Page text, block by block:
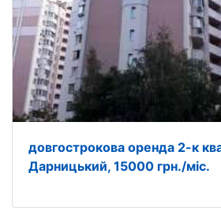
довгострокова оренда 2-к
Дарницький, 15000 грн./міс.